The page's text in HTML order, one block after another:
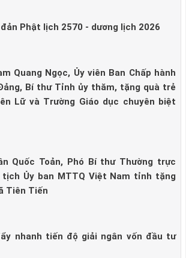
Phật lịch 2570 - dương lịch 2026
Quang Ngọc, Ủy viên Ban Chấp hành
Bí thư Tỉnh ủy thăm, tặng quà trẻ
Lữ và Trường Giáo dục chuyên biệt
Quốc Toản, Phó Bí thư Thường trực
tịch Ủy ban MTTQ Việt Nam tỉnh tặng
Tiên Tiến
nhanh tiến độ giải ngân vốn đầu tư